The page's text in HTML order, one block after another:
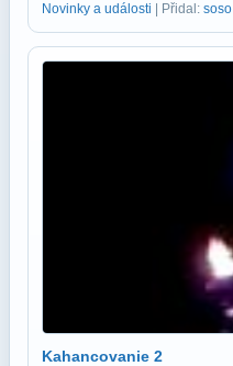
Novinky a události | Přidal: soso
Kahancovanie 2